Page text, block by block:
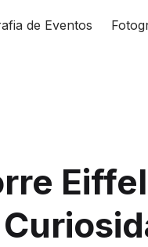
de Eventos